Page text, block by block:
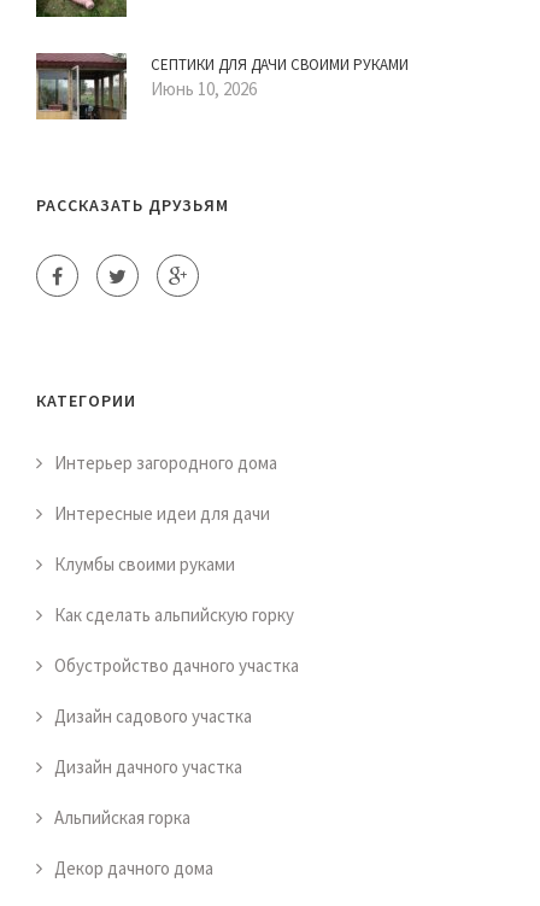
СЕПТИКИ ДЛЯ ДАЧИ СВОИМИ РУКАМИ
Июнь 10, 2026
РАССКАЗАТЬ ДРУЗЬЯМ
КАТЕГОРИИ
Интерьер загородного дома
Интересные идеи для дачи
Клумбы своими руками
Как сделать альпийскую горку
Обустройство дачного участка
Дизайн садового участка
Дизайн дачного участка
Альпийская горка
Декор дачного дома